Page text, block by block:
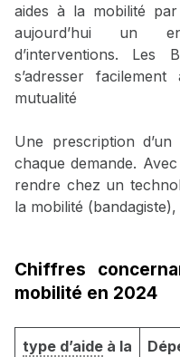
aides à la mobilité
aujourd’hui un
d’interventions. Les
s’adresser
mutualité
Une prescription
chaque demande.
rendre chez un
la mobilité
Chiffres
mobilité en 2024
type d’aide à la